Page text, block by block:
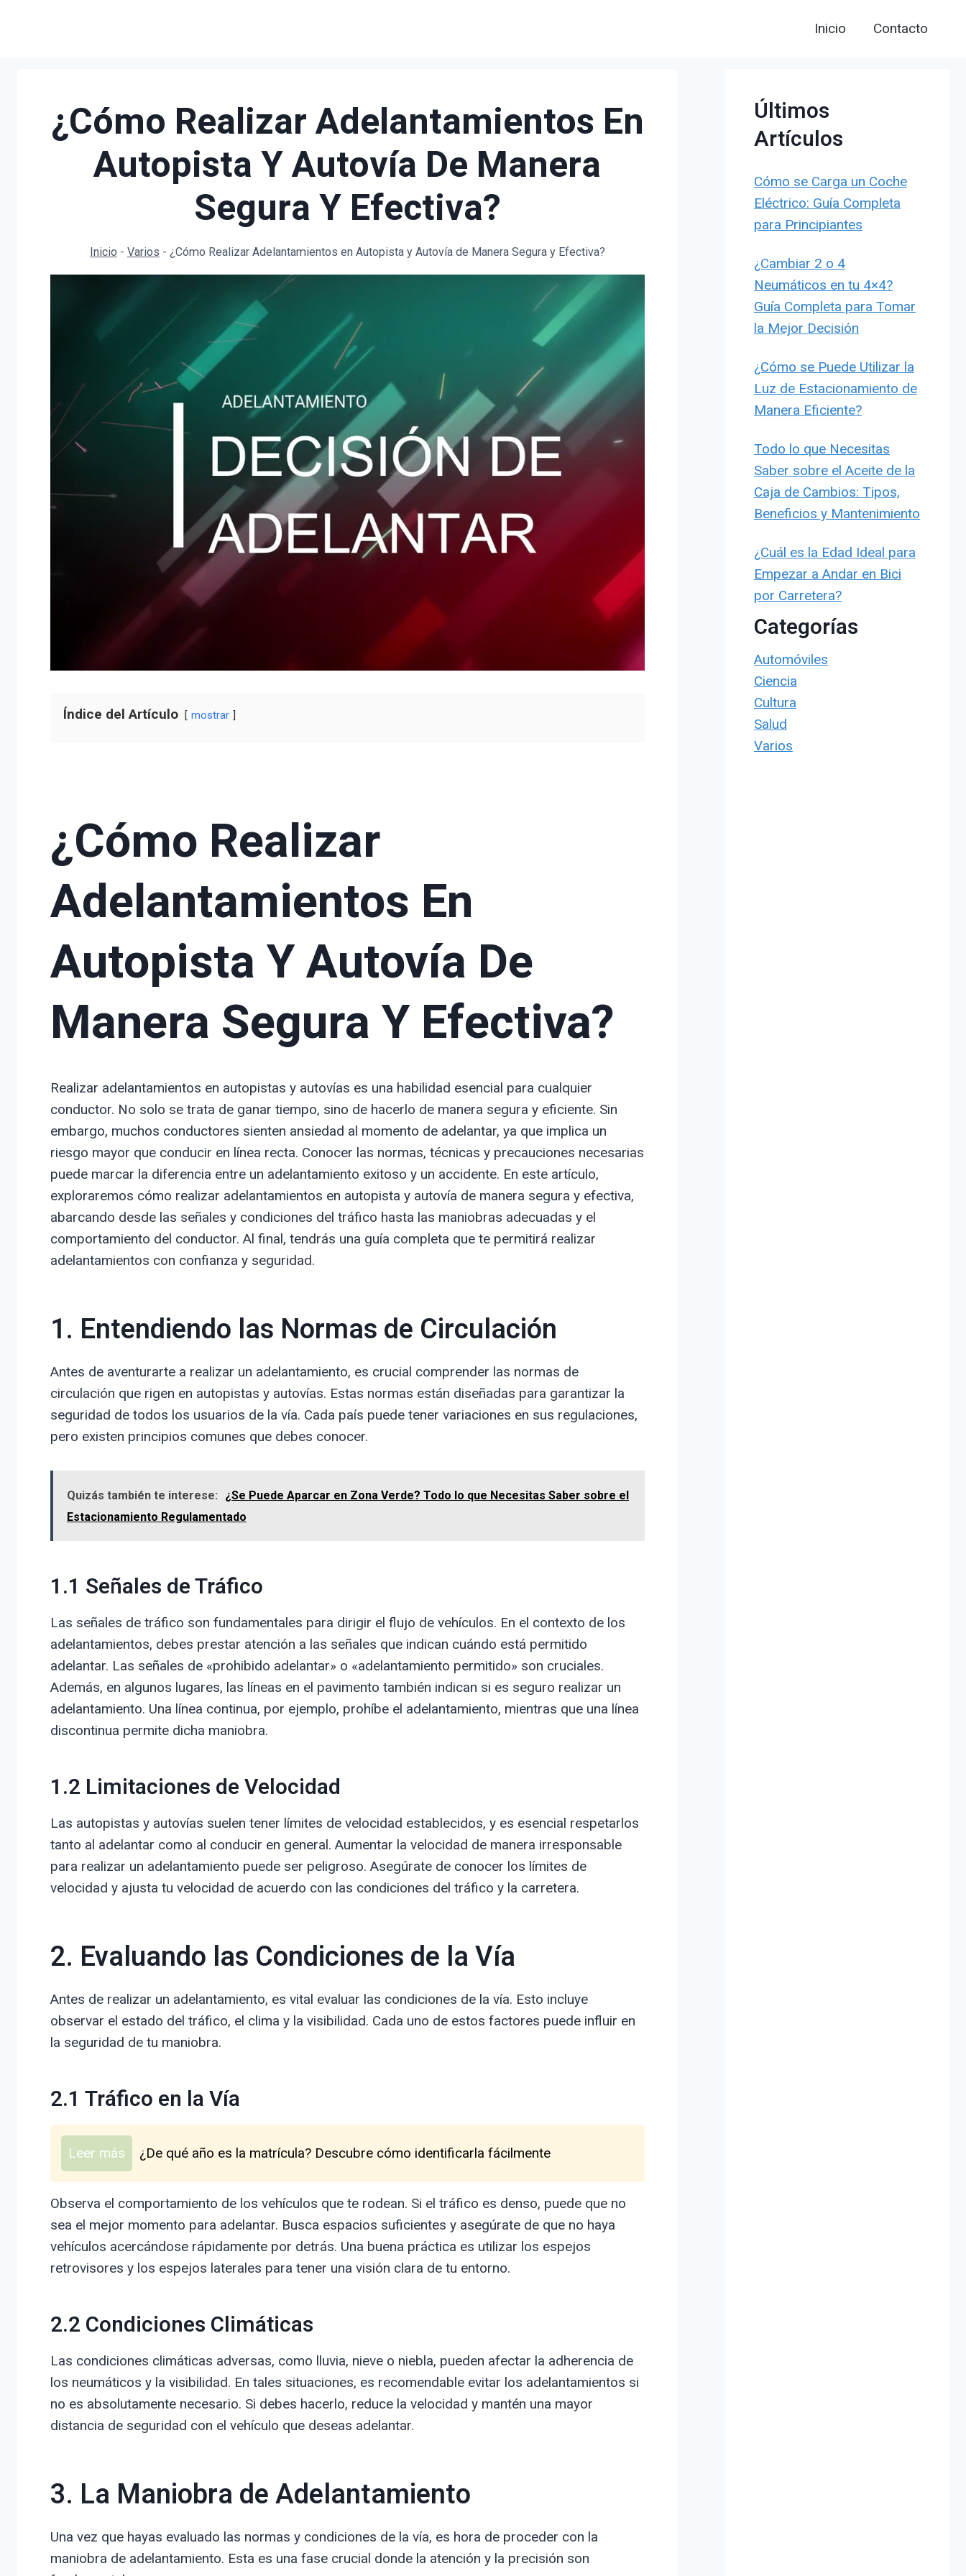
Inicio Contacto
¿Cómo Realizar Adelantamientos En
Autopista Y Autovía De Manera
Segura Y Efectiva?
Inicio - Varios - ¿Cómo Realizar Adelantamientos en Autopista y Autovía de Manera Segura y Efectiva?
Índice del Artículo mostrar
¿Cómo Realizar
Adelantamientos En
Autopista Y Autovía De
Manera Segura Y Efectiva?
Realizar adelantamientos en autopistas y autovías es una habilidad esencial para cualquier
conductor. No solo se trata de ganar tiempo, sino de hacerlo de manera segura y eficiente. Sin
embargo, muchos conductores sienten ansiedad al momento de adelantar, ya que implica un
riesgo mayor que conducir en línea recta. Conocer las normas, técnicas y precauciones necesarias
puede marcar la diferencia entre un adelantamiento exitoso y un accidente. En este artículo,
exploraremos cómo realizar adelantamientos en autopista y autovía de manera segura y efectiva,
abarcando desde las señales y condiciones del tráfico hasta las maniobras adecuadas y el
comportamiento del conductor. Al final, tendrás una guía completa que te permitirá realizar
adelantamientos con confianza y seguridad.
1. Entendiendo las Normas de Circulación
Antes de aventurarte a realizar un adelantamiento, es crucial comprender las normas de
circulación que rigen en autopistas y autovías. Estas normas están diseñadas para garantizar la
seguridad de todos los usuarios de la vía. Cada país puede tener variaciones en sus regulaciones,
pero existen principios comunes que debes conocer.
Quizás también te interese:
¿Se Puede Aparcar en Zona Verde? Todo lo que Necesitas Saber sobre el
Estacionamiento Regulamentado
1.1 Señales de Tráfico
Las señales de tráfico son fundamentales para dirigir el flujo de vehículos. En el contexto de los
adelantamientos, debes prestar atención a las señales que indican cuándo está permitido
adelantar. Las señales de «prohibido adelantar» o «adelantamiento permitido» son cruciales.
Además, en algunos lugares, las líneas en el pavimento también indican si es seguro realizar un
adelantamiento. Una línea continua, por ejemplo, prohíbe el adelantamiento, mientras que una línea
discontinua permite dicha maniobra.
1.2 Limitaciones de Velocidad
Las autopistas y autovías suelen tener límites de velocidad establecidos, y es esencial respetarlos
tanto al adelantar como al conducir en general. Aumentar la velocidad de manera irresponsable
para realizar un adelantamiento puede ser peligroso. Asegúrate de conocer los límites de
velocidad y ajusta tu velocidad de acuerdo con las condiciones del tráfico y la carretera.
2. Evaluando las Condiciones de la Vía
Antes de realizar un adelantamiento, es vital evaluar las condiciones de la vía. Esto incluye
observar el estado del tráfico, el clima y la visibilidad. Cada uno de estos factores puede influir en
la seguridad de tu maniobra.
2.1 Tráfico en la Vía
Leer más ¿De qué año es la matrícula? Descubre cómo identificarla fácilmente
Observa el comportamiento de los vehículos que te rodean. Si el tráfico es denso, puede que no
sea el mejor momento para adelantar. Busca espacios suficientes y asegúrate de que no haya
vehículos acercándose rápidamente por detrás. Una buena práctica es utilizar los espejos
retrovisores y los espejos laterales para tener una visión clara de tu entorno.
2.2 Condiciones Climáticas
Las condiciones climáticas adversas, como lluvia, nieve o niebla, pueden afectar la adherencia de
los neumáticos y la visibilidad. En tales situaciones, es recomendable evitar los adelantamientos si
no es absolutamente necesario. Si debes hacerlo, reduce la velocidad y mantén una mayor
distancia de seguridad con el vehículo que deseas adelantar.
3. La Maniobra de Adelantamiento
Una vez que hayas evaluado las normas y condiciones de la vía, es hora de proceder con la
maniobra de adelantamiento. Esta es una fase crucial donde la atención y la precisión son
Últimos
Artículos
Cómo se Carga un Coche
Eléctrico: Guía Completa
para Principiantes
¿Cambiar 2 o 4
Neumáticos en tu 4×4?
Guía Completa para Tomar
la Mejor Decisión
¿Cómo se Puede Utilizar la
Luz de Estacionamiento de
Manera Eficiente?
Todo lo que Necesitas
Saber sobre el Aceite de la
Caja de Cambios: Tipos,
Beneficios y Mantenimiento
¿Cuál es la Edad Ideal para
Empezar a Andar en Bici
por Carretera?
Categorías
Automóviles
Ciencia
Cultura
Salud
Varios